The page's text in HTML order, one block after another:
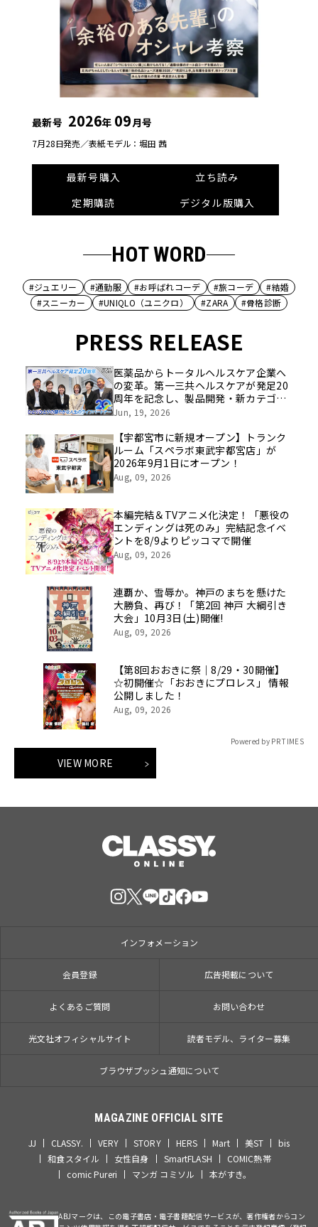
最新号 2026年 09月号
7月28日発売／表紙モデル：堀田 茜
最新号購入
立ち読み
定期購読
デジタル版購入
HOT WORD
#ジュエリー #通勤服 #お呼ばれコーデ #旅コーデ
#結婚
#スニーカー
#UNIQLO（ユニクロ） #ZARA #骨格診断
PRESS RELEASE
医薬品からトータルヘルスケア企業へ
の変革。第一三共ヘルスケアが発足20
周年を記念し、製品開発・新カテゴリ
挑戦の舞台や旧社統合時のエピソード
像を公開！
Jun, 19, 2026
【宇都宮市に新規オープン】トランク
ルーム「スペラボ東武宇都宮店」が
2026年9月1日にオープン！
Aug, 09, 2026
本編完結＆TVアニメ化決定！「悪役の
エンディングは死のみ」完結記念イベ
ントを8/9よりピッコマで開催
Aug, 09, 2026
連覇か、雪辱か。神戸のまちを懸けた
大勝負、再び！「第2回 神戸 大綱引き
大会」10月3日(土)開催!
Aug, 09, 2026
【第8回おおきに祭｜8/29・30開催】
☆初開催☆「おおきにプロレス」 情報
公開しました！
Aug, 09, 2026
Powered by PR TIMES
VIEW MORE
インフォメーション
会員登録 広告掲載について
よくあるご質問 お問い合わせ
光文社オフィシャルサイト 読者モデル、ライター募集
ブラウザプッシュ通知について
MAGAZINE OFFICIAL SITE
JJ CLASSY. VERY STORY HERS Mart 美ST
bis
和食スタイル
女性自身 SmartFLASH
COMIC熱帯
comic Pureri
マンガ コミソル 本がすき。
ABJマークは、この電子書店・電子書籍配信サービスが、著作権者からコン